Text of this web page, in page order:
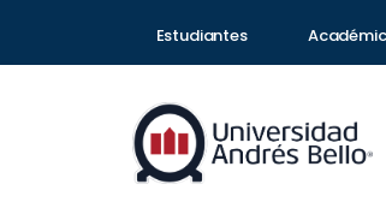
Estudiantes